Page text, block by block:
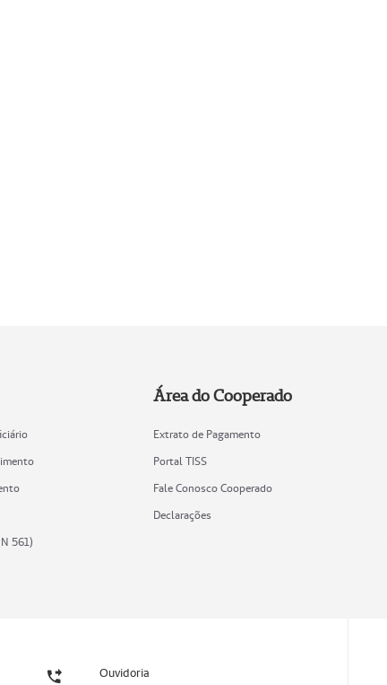
561)
Área do Cooperado
Extrato de Pagamento
Portal TISS
Fale Conosco Cooperado
Declarações
Ouvidoria